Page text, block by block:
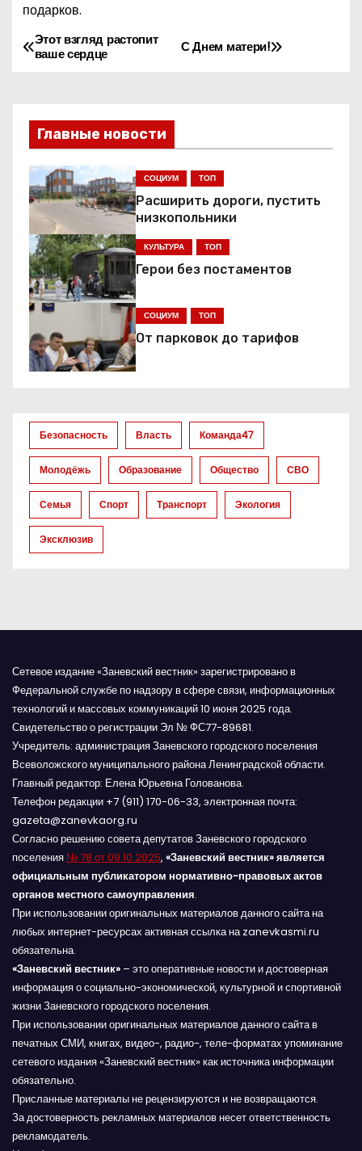
подарков.
Н
в
и
г
а
ц
и
я
п
з
а
п
и
с
м
С Днем матери!
Этот взгляд растопит
ваше сердце
Главные новости
СОЦИУМ ТОП
Расширить дороги, пустить
низкопольники
КУЛЬТУРА ТОП
Герои без постаментов
СОЦИУМ ТОП
От парковок до тарифов
Безопасность Власть Команда47
Молодёжь Образование Общество СВО
Семья Спорт Транспорт Экология
Эксклюзив
Сетевое издание «Заневский вестник» зарегистрировано в
Федеральной службе по надзору в сфере связи, информационных
технологий и массовых коммуникаций 10 июня 2025 года.
Свидетельство о регистрации Эл № ФС77-89681.
Учредитель: администрация Заневского городского поселения
Всеволожского муниципального района Ленинградской области.
Главный редактор: Елена Юрьевна Голованова.
Телефон редакции +7 (911) 170-06-33, электронная почта:
gazeta@zanevkaorg.ru
Согласно решению совета депутатов Заневского городского
поселения № 78 от 09.10.2025, «Заневский вестник» является
официальным публикатором нормативно-правовых актов
органов местного самоуправления.
При использовании оригинальных материалов данного сайта на
любых интернет-ресурсах активная ссылка на zanevkasmi.ru
обязательна.
«Заневский вестник» – это оперативные новости и достоверная
информация о социально-экономической, культурной и спортивной
жизни Заневского городского поселения.
При использовании оригинальных материалов данного сайта в
печатных СМИ, книгах, видео-, радио-, теле-форматах упоминание
сетевого издания «Заневский вестник» как источника информации
обязательно.
Присланные материалы не рецензируются и не возвращаются.
За достоверность рекламных материалов несет ответственность
рекламодатель.